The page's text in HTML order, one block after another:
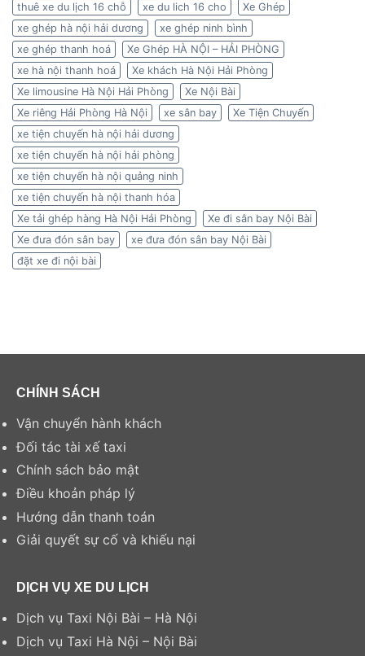
thuê xe du lịch 16 chỗ
xe du lich 16 cho
Xe Ghép
xe ghép hà nội hải dương
xe ghép ninh bình
xe ghép thanh hoá
Xe Ghép HÀ NỘI – HẢI PHÒNG
xe hà nội thanh hoá
Xe khách Hà Nội Hải Phòng
Xe limousine Hà Nội Hải Phòng
Xe Nội Bài
Xe riêng Hải Phòng Hà Nội
xe sân bay
Xe Tiện Chuyến
xe tiện chuyến hà nội hải dương
xe tiện chuyến hà nội hải phòng
xe tiện chuyến hà nội quảng ninh
xe tiện chuyến hà nội thanh hóa
Xe tải ghép hàng Hà Nội Hải Phòng
Xe đi sân bay Nội Bài
Xe đưa đón sân bay
xe đưa đón sân bay Nội Bài
đặt xe đi nội bài
CHÍNH SÁCH
Vận chuyển hành khách
Đối tác tài xế taxi
Chính sách bảo mật
Điều khoản pháp lý
Hướng dẫn thanh toán
Giải quyết sự cố và khiếu nại
DỊCH VỤ XE DU LỊCH
Dịch vụ Taxi Nội Bài – Hà Nội
Dịch vụ Taxi Hà Nội – Nội Bài